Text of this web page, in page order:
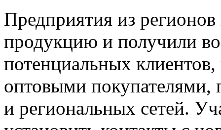
Предприятия из
продукцию и получили
потенциальных
оптовыми покупателями,
и региональных сетей.